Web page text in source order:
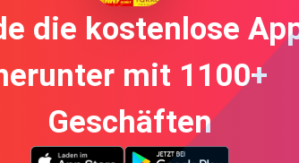
die kostenlose
mit 1100+
Geschäften